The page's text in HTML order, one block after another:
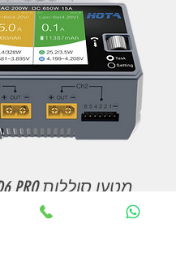
מטען סוללות HOTA D6 PRO
מחיר